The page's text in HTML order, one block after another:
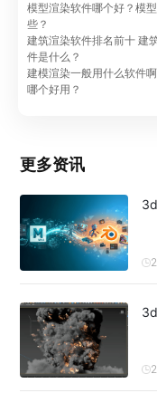
模型渲染软件哪个好？模
些？
建筑渲染软件排名前十 建
件是什么？
建模渲染一般用什么软件
哪个好用？
更多资讯